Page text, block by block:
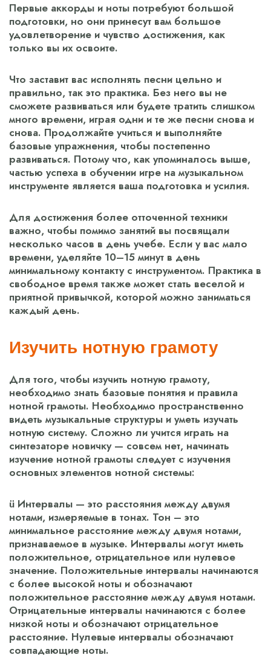
Первые аккорды и ноты потребуют большой
подготовки, но они принесут вам большое
удовлетворение и чувство достижения, как
только вы их освоите.
Что заставит вас исполнять песни цельно и
правильно, так это практика. Без него вы не
сможете развиваться или будете тратить слишком
много времени, играя одни и те же песни снова и
снова. Продолжайте учиться и выполняйте
базовые упражнения, чтобы постепенно
развиваться. Потому что, как упоминалось выше,
частью успеха в обучении игре на музыкальном
инструменте является ваша подготовка и усилия.
Для достижения более отточенной техники
важно, чтобы помимо занятий вы посвящали
несколько часов в день учебе. Если у вас мало
времени, уделяйте 10–15 минут в день
минимальному контакту с инструментом. Практика в
свободное время также может стать веселой и
приятной привычкой, которой можно заниматься
каждый день.
Изучить нотную грамоту
Для того, чтобы изучить нотную грамоту,
необходимо знать базовые понятия и правила
нотной грамоты. Необходимо пространственно
видеть музыкальные структуры и уметь изучать
нотную систему. Сложно ли учится играть на
синтезаторе новичку — совсем нет, начинать
изучение нотной грамоты следует с изучения
основных элементов нотной системы:
ü Интервалы — это расстояния между двумя
нотами, измеряемые в тонах. Тон – это
минимальное расстояние между двумя нотами,
признаваемое в музыке. Интервалы могут иметь
положительное, отрицательное или нулевое
значение. Положительные интервалы начинаются
с более высокой ноты и обозначают
положительное расстояние между двумя нотами.
Отрицательные интервалы начинаются с более
низкой ноты и обозначают отрицательное
расстояние. Нулевые интервалы обозначают
совпадающие ноты.